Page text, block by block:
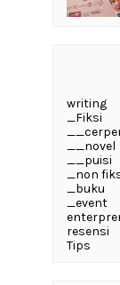
writing
_Fiksi
__novel
__puisi
_non
_buku
_event
resensi
Tips